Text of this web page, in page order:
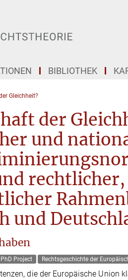
BIBLIOTHEK
Gleichheit?
der
und
und
PhD Project Rechtsgeschichte der
die der Europäische Union